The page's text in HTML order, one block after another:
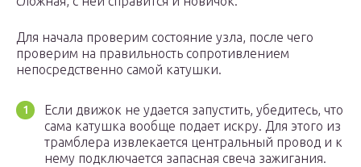
Для начала проверим состояние узла, после чего
проверим на правильность сопротивлением
непосредственно самой катушки.
Если движок не удается запустить, убедитесь, что
сама катушка вообще подает искру. Для этого из
трамблера извлекается центральный провод и к
нему подключается запасная свеча зажигания.